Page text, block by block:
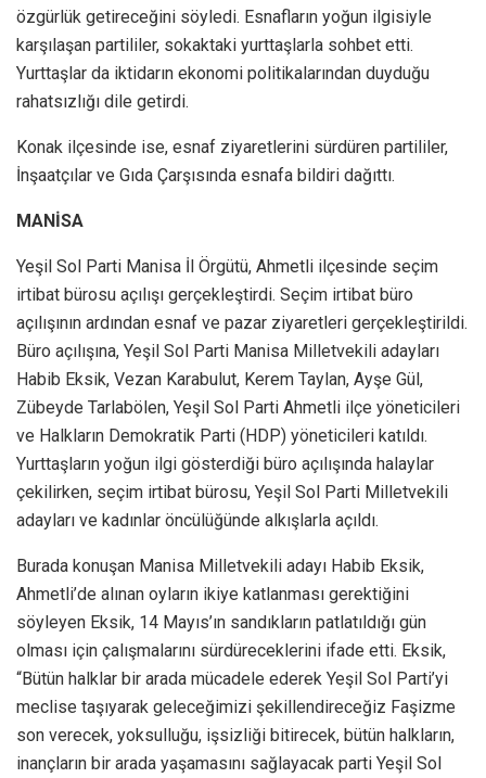
özgürlük getireceğini söyledi. Esnafların yoğun ilgisiyle
karşılaşan partililer, sokaktaki yurttaşlarla sohbet etti.
Yurttaşlar da iktidarın ekonomi politikalarından duyduğu
rahatsızlığı dile getirdi.
Konak ilçesinde ise, esnaf ziyaretlerini sürdüren partililer,
İnşaatçılar ve Gıda Çarşısında esnafa bildiri dağıttı.
MANİSA
Yeşil Sol Parti Manisa İl Örgütü, Ahmetli ilçesinde seçim
irtibat bürosu açılışı gerçekleştirdi. Seçim irtibat büro
açılışının ardından esnaf ve pazar ziyaretleri gerçekleştirildi.
Büro açılışına, Yeşil Sol Parti Manisa Milletvekili adayları
Habib Eksik, Vezan Karabulut, Kerem Taylan, Ayşe Gül,
Zübeyde Tarlabölen, Yeşil Sol Parti Ahmetli ilçe yöneticileri
ve Halkların Demokratik Parti (HDP) yöneticileri katıldı.
Yurttaşların yoğun ilgi gösterdiği büro açılışında halaylar
çekilirken, seçim irtibat bürosu, Yeşil Sol Parti Milletvekili
adayları ve kadınlar öncülüğünde alkışlarla açıldı.
Burada konuşan Manisa Milletvekili adayı Habib Eksik,
Ahmetli’de alınan oyların ikiye katlanması gerektiğini
söyleyen Eksik, 14 Mayıs’ın sandıkların patlatıldığı gün
olması için çalışmalarını sürdüreceklerini ifade etti. Eksik,
“Bütün halklar bir arada mücadele ederek Yeşil Sol Parti’yi
meclise taşıyarak geleceğimizi şekillendireceğiz Faşizme
son verecek, yoksulluğu, işsizliği bitirecek, bütün halkların,
inançların bir arada yaşamasını sağlayacak parti Yeşil Sol